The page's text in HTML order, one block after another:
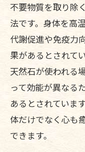
不要物質を取り除
法です。身体を高
代謝促進や免疫力
果があるとされて
天然石が使われる
って効能が異なる
あるとされていま
体だけでなく心も
できます。